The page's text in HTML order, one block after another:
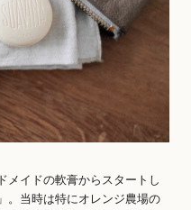
メイドの軟膏からスタートし
。当時は特にオレンジ農場の